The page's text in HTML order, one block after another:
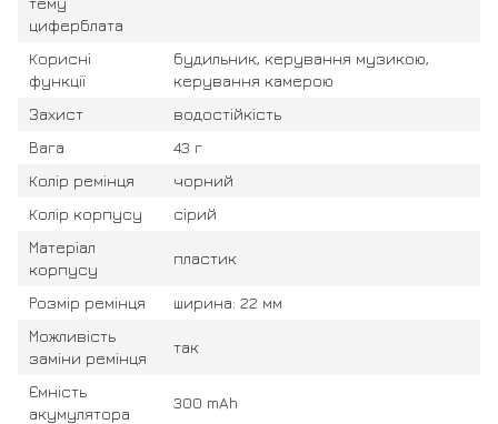
циферблата
Корисні
функції
будильник, керування музикою,
керування камерою
Захист
водостійкість
Вага
43 г
Колір ремінця
чорний
Колір корпусу
сірий
Матеріал
корпусу
пластик
Розмір ремінця
ширина: 22 мм
Можливість
заміни ремінця
так
Ємність
акумулятора
300 mAh